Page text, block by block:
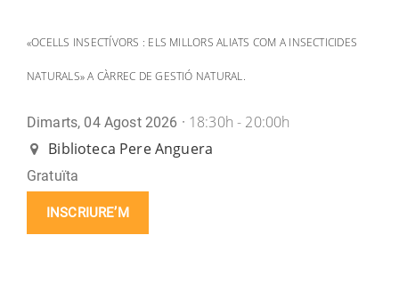
«OCELLS INSECTÍVORS : ELS MILLORS ALIATS COM A INSECTICIDES
NATURALS» A CÀRREC DE GESTIÓ NATURAL.
Dimarts, 04 Agost 2026 · 18:30h - 20:00h
Biblioteca Pere Anguera
Gratuïta
INSCRIURE’M